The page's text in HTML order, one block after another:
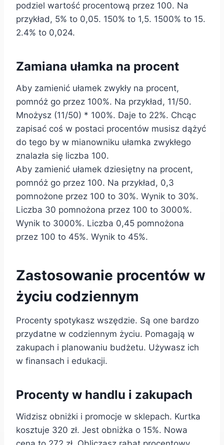
podziel wartość procentową przez 100. Na
przykład, 5% to 0,05. 150% to 1,5. 1500% to 15.
2.4% to 0,024.
Zamiana ułamka na procent
Aby zamienić ułamek zwykły na procent,
pomnóż go przez 100%. Na przykład, 11/50.
Mnożysz (11/50) * 100%. Daje to 22%. Chcąc
zapisać coś w postaci procentów musisz dążyć
do tego by w mianowniku ułamka zwykłego
znalazła się liczba 100.
Aby zamienić ułamek dziesiętny na procent,
pomnóż go przez 100. Na przykład, 0,3
pomnożone przez 100 to 30%. Wynik to 30%.
Liczba 30 pomnożona przez 100 to 3000%.
Wynik to 3000%. Liczba 0,45 pomnożona
przez 100 to 45%. Wynik to 45%.
Zastosowanie procentów w
życiu codziennym
Procenty spotykasz wszędzie. Są one bardzo
przydatne w codziennym życiu. Pomagają w
zakupach i planowaniu budżetu. Używasz ich
w finansach i edukacji.
Procenty w handlu i zakupach
Widzisz obniżki i promocje w sklepach. Kurtka
kosztuje 320 zł. Jest obniżka o 15%. Nowa